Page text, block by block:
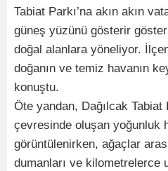
Tabiat Parkı’na akın akın
güneş yüzünü gösterir
doğal alanlara yöneliyor.
doğanın ve temiz havanın
konuştu.
Öte yandan, Dağılcak Tabiat
çevresinde oluşan yoğunluk
görüntülenirken, ağaçlar
dumanları ve kilometrelerce